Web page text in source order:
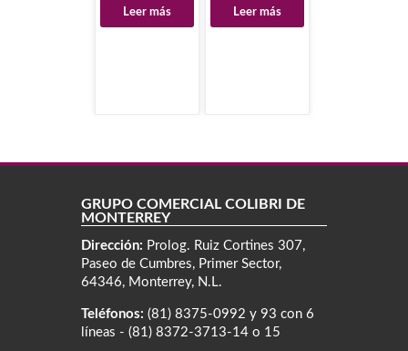
Leer más Leer más
GRUPO COMERCIAL COLIBRÍ DE
MONTERREY
Dirección: Prolog. Ruiz Cortines 307,
Paseo de Cumbres, Primer Sector,
64346, Monterrey, N.L.
Teléfonos: (81) 8375-0992 y 93 con 6
líneas - (81) 8372-3713-14 o 15